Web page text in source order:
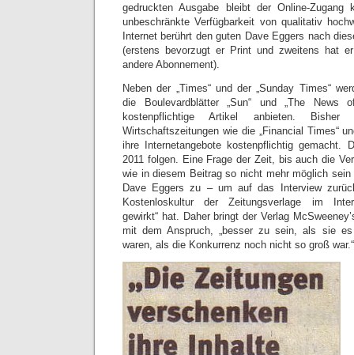
gedruckten Ausgabe bleibt der Online-
unbeschränkte Verfügbarkeit von qualitativ
Internet berührt den guten Dave Eggers nach
(erstens bevorzugt er Print und zweitens hat
andere Abonnement).
Neben der „Times“ und der „Sunday Times“
die Boulevardblätter „Sun“ und „The News
kostenpflichtige Artikel anbieten.
Wirtschaftszeitungen wie die „Financial Times“
ihre Internetangebote kostenpflichtig gemacht.
2011 folgen. Eine Frage der Zeit, bis auch die
wie in diesem Beitrag so nicht mehr möglich
Dave Eggers zu – um auf das Interview
Kostenloskultur der Zeitungsverlage im
gewirkt“ hat. Daher bringt der Verlag
mit dem Anspruch, „besser zu sein, als sie
waren, als die Konkurrenz noch nicht so groß war.“